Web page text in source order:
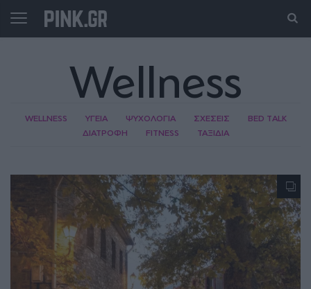
Wellness
WELLNESS ΥΓΕΙΑ ΨΥΧΟΛΟΓΙΑ ΣΧΕΣΕΙΣ
BED TALK
ΔΙΑΤΡΟΦΗ
FITNESS ΤΑΞΙΔΙΑ